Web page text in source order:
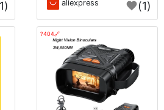
aliexpress (1)
(1)
🔗404?